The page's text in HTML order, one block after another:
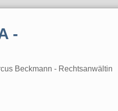
-
Beckmann - Rechtsanwältin